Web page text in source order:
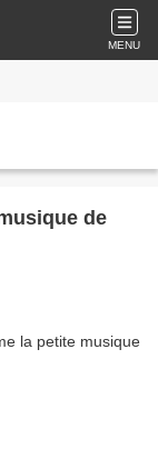
MENU
de